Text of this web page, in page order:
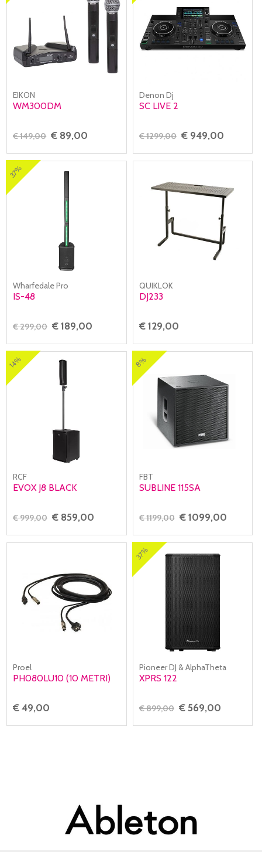
EIKON
WM300DM
€ 149,00 € 89,00
Denon Dj
SC LIVE 2
€ 1299,00 € 949,00
37%
Wharfedale Pro
IS-48
€ 299,00 € 189,00
QUIKLOK
DJ233
€ 129,00
14%
RCF
EVOX J8 BLACK
€ 999,00 € 859,00
8%
FBT
SUBLINE 115SA
€ 1199,00 € 1099,00
Proel
PH080LU10 (10 METRI)
€ 49,00
37%
Pioneer DJ & AlphaTheta
XPRS 122
€ 899,00 € 569,00